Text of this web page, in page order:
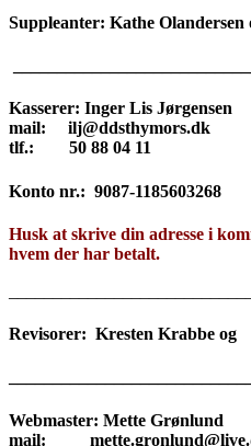
Suppleanter: Kathe Olandersen
Kasserer: Inger Lis Jørgensen
mail: ilj@ddsthymors.dk
tlf.: 50 88 04 11
Konto nr.: 9087-1185603268
Husk at skrive din adresse i
hvem der har betalt.
Revisorer: Kresten Krabbe og
Webmaster: Mette Grønlund
mail: